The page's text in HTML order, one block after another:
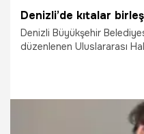
Denizli Büyükşehir
düzenlenen Uluslararası
sanatçı Denizli merkez ve